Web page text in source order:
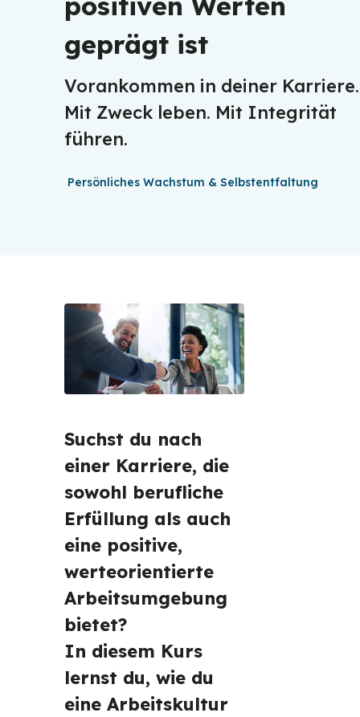
geprägt ist
Vorankommen in deiner Karriere.
Mit Zweck leben. Mit Integrität
führen.
Persönliches Wachstum & Selbstentfaltung
Suchst du nach
einer Karriere, die
sowohl berufliche
Erfüllung als auch
eine positive,
werteorientierte
Arbeitsumgebung
bietet?
In diesem Kurs
lernst du, wie du
eine Arbeitskultur